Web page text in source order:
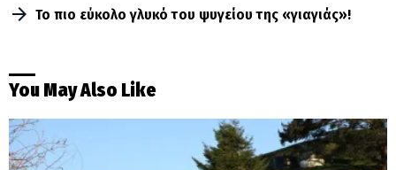
Το πιο εύκολο γλυκό του ψυγείου της «γιαγιάς»!
You May Also Like